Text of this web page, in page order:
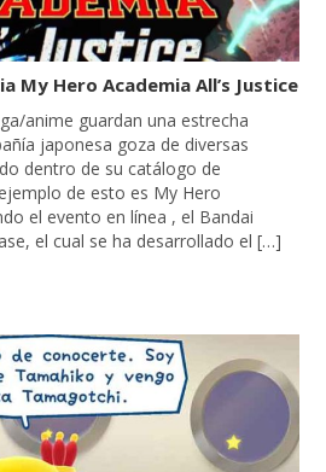
My Hero Academia All’s Justice
anime guardan una estrecha
japonesa goza de diversas
dentro de su catálogo de
de esto es My Hero
el evento en línea , el Bandai
el cual se ha desarrollado el […]